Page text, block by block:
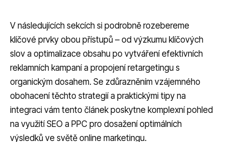
V následujících sekcích si podrobně rozebereme
klíčové prvky obou přístupů – od výzkumu klíčových
slov a optimalizace obsahu po vytváření efektivních
reklamních kampaní a propojení retargetingu s
organickým dosahem. Se zdůrazněním vzájemného
obohacení těchto strategií a praktickými tipy na
integraci vám tento článek poskytne komplexní pohled
na využití SEO a PPC pro dosažení optimálních
výsledků ve světě online marketingu.